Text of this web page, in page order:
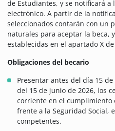
de Estudiantes, y se notificará a
electrónico. A partir de la
seleccionados contarán con un
naturales para aceptar la beca,
establecidas en el apartado X
Obligaciones del becario
Presentar antes del día 15
del 15 de junio de 2026, los
corriente en el cumplimiento
frente a la Seguridad Social,
competentes.